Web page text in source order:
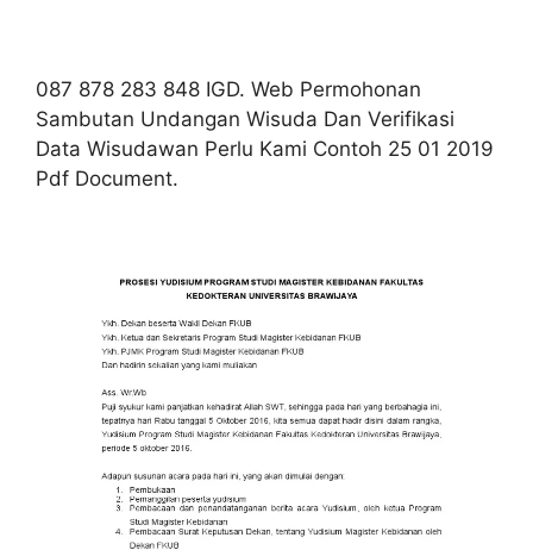
087 878 283 848 IGD. Web Permohonan
Sambutan Undangan Wisuda Dan Verifikasi
Data Wisudawan Perlu Kami Contoh 25 01 2019
Pdf Document.